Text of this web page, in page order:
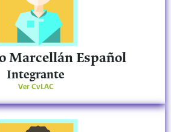
Marcellán Español
Integrante
Ver CvLAC